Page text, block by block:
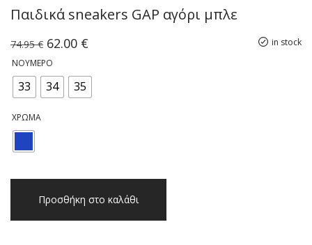
Παιδικά sneakers GAP αγόρι μπλε
in stock
74.95€ Original
was:
74.95 €.
62.00 €
είναι:
ΝΟΎΜΕΡΟ
33 34 35
ΧΡΏΜΑ
sneakers
GAP
Προσθήκη στο καλάθι